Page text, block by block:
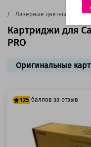
Лазерные цветные
Картриджи для
PRO
Оригинальные
125 баллов за отзыв
100 баллов
125 баллов